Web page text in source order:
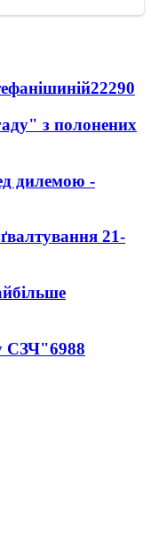
22290
з полонених
дилемою -
21-
СЗЧ"6988